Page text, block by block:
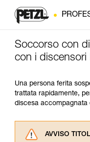
Soccorso con
con i discensori
Una persona ferita
trattata rapidamente,
discesa accompagnata
AVVISO